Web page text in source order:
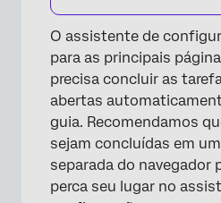
O assistente de
para as principais
precisa concluir as
abertas
guia. Recomendamos
sejam concluídas em
separada do navegador
perca seu lugar no